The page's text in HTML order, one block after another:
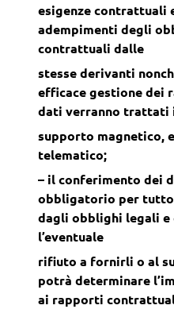
esigenze contrattuali
adempimenti degli
contrattuali dalle
stesse derivanti
efficace gestione dei
dati verranno trattati
supporto magnetico,
telematico;
– il conferimento dei
obbligatorio per
dagli obblighi legali
l’eventuale
rifiuto a fornirli o al
potrà determinare
ai rapporti